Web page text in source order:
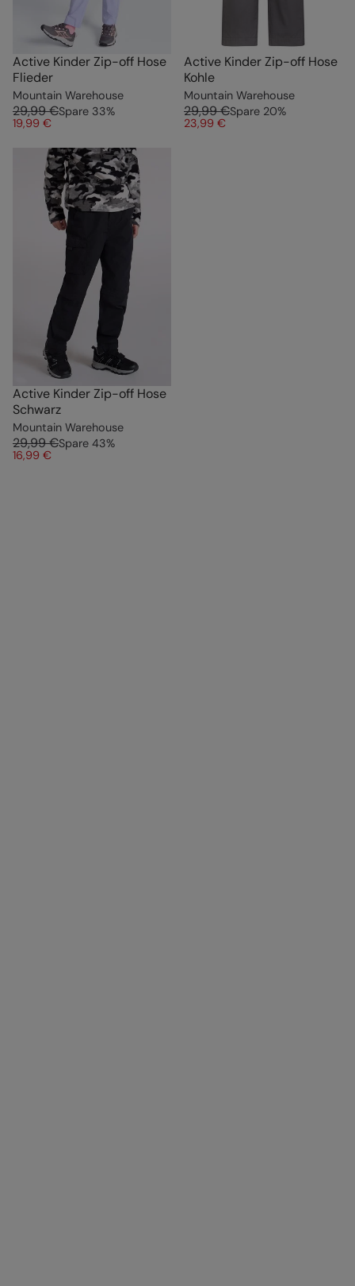
Active Kinder Zip-off Hose
Flieder
Mountain Warehouse
29,99 €Spare 33%
19,99 €
Active Kinder Zip-off Hose
Kohle
Mountain Warehouse
29,99 €Spare 20%
23,99 €
Active Kinder Zip-off Hose
Schwarz
Mountain Warehouse
29,99 €Spare 43%
16,99 €